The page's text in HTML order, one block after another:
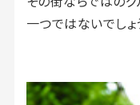
一つではないでしょ